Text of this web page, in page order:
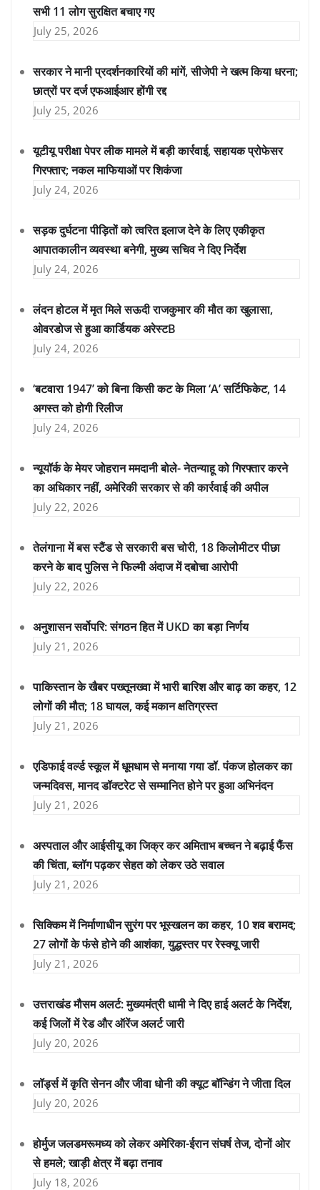
सभी 11 लोग सुरक्षित बचाए गए
July 25, 2026
सरकार ने मानी प्रदर्शनकारियों की मांगें, सीजेपी ने खत्म किया धरना;
छात्रों पर दर्ज एफआईआर होंगी रद्द
July 25, 2026
यूटीयू परीक्षा पेपर लीक मामले में बड़ी कार्रवाई, सहायक प्रोफेसर
गिरफ्तार; नकल माफियाओं पर शिकंजा
July 24, 2026
सड़क दुर्घटना पीड़ितों को त्वरित इलाज देने के लिए एकीकृत
आपातकालीन व्यवस्था बनेगी, मुख्य सचिव ने दिए निर्देश
July 24, 2026
लंदन होटल में मृत मिले सऊदी राजकुमार की मौत का खुलासा,
ओवरडोज से हुआ कार्डियक अरेस्टB
July 24, 2026
‘बटवारा 1947’ को बिना किसी कट के मिला ‘A’ सर्टिफिकेट, 14
अगस्त को होगी रिलीज
July 24, 2026
न्यूयॉर्क के मेयर जोहरान ममदानी बोले- नेतन्याहू को गिरफ्तार करने
का अधिकार नहीं, अमेरिकी सरकार से की कार्रवाई की अपील
July 22, 2026
तेलंगाना में बस स्टैंड से सरकारी बस चोरी, 18 किलोमीटर पीछा
करने के बाद पुलिस ने फिल्मी अंदाज में दबोचा आरोपी
July 22, 2026
अनुशासन सर्वोपरि: संगठन हित में UKD का बड़ा निर्णय
July 21, 2026
पाकिस्तान के खैबर पख्तूनख्वा में भारी बारिश और बाढ़ का कहर, 12
लोगों की मौत; 18 घायल, कई मकान क्षतिग्रस्त
July 21, 2026
एडिफाई वर्ल्ड स्कूल में धूमधाम से मनाया गया डॉ. पंकज होलकर का
जन्मदिवस, मानद डॉक्टरेट से सम्मानित होने पर हुआ अभिनंदन
July 21, 2026
अस्पताल और आईसीयू का जिक्र कर अमिताभ बच्चन ने बढ़ाई फैंस
की चिंता, ब्लॉग पढ़कर सेहत को लेकर उठे सवाल
July 21, 2026
सिक्किम में निर्माणाधीन सुरंग पर भूस्खलन का कहर, 10 शव बरामद;
27 लोगों के फंसे होने की आशंका, युद्धस्तर पर रेस्क्यू जारी
July 21, 2026
उत्तराखंड मौसम अलर्ट: मुख्यमंत्री धामी ने दिए हाई अलर्ट के निर्देश,
कई जिलों में रेड और ऑरेंज अलर्ट जारी
July 20, 2026
लॉर्ड्स में कृति सेनन और जीवा धोनी की क्यूट बॉन्डिंग ने जीता दिल
July 20, 2026
होर्मुज जलडमरूमध्य को लेकर अमेरिका-ईरान संघर्ष तेज, दोनों ओर
से हमले; खाड़ी क्षेत्र में बढ़ा तनाव
July 18, 2026